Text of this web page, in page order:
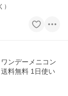
ンデーメニコン
料無料 1日使い